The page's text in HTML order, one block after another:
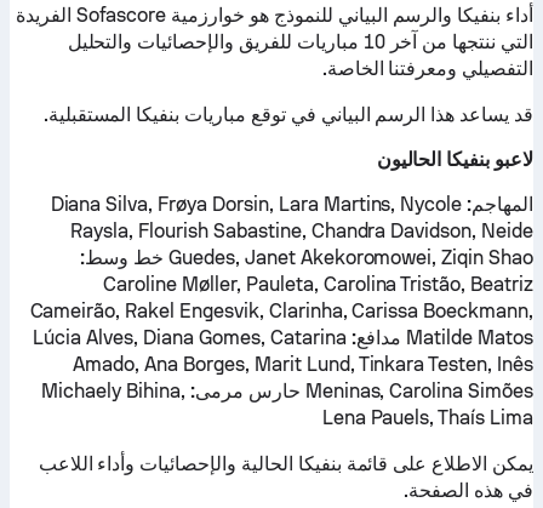
أداء بنفيكا والرسم البياني للنموذج هو خوارزمية Sofascore الفريدة
التي ننتجها من آخر 10 مباريات للفريق والإحصائيات والتحليل
التفصيلي ومعرفتنا الخاصة.
قد يساعد هذا الرسم البياني في توقع مباريات بنفيكا المستقبلية.
لاعبو بنفيكا الحاليون
المهاجم: Diana Silva, Frøya Dorsin, Lara Martins, Nycole
Raysla, Flourish Sabastine, Chandra Davidson, Neide
Guedes, Janet Akekoromowei, Ziqin Shao خط وسط:
Caroline Møller, Pauleta, Carolina Tristão, Beatriz
Cameirão, Rakel Engesvik, Clarinha, Carissa Boeckmann,
Matilde Matos مدافع: Lúcia Alves, Diana Gomes, Catarina
Amado, Ana Borges, Marit Lund, Tinkara Testen, Inês
Meninas, Carolina Simões حارس مرمى: Michaely Bihina,
Lena Pauels, Thaís Lima
يمكن الاطلاع على قائمة بنفيكا الحالية والإحصائيات وأداء اللاعب
في هذه الصفحة.